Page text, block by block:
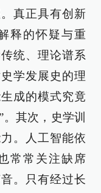
真正具有创新
释的怀疑与重
统、理论谱系
学发展史的理
成的模式究竟
其次，史学训
。人工智能依
常常关注缺席
。只有经过长